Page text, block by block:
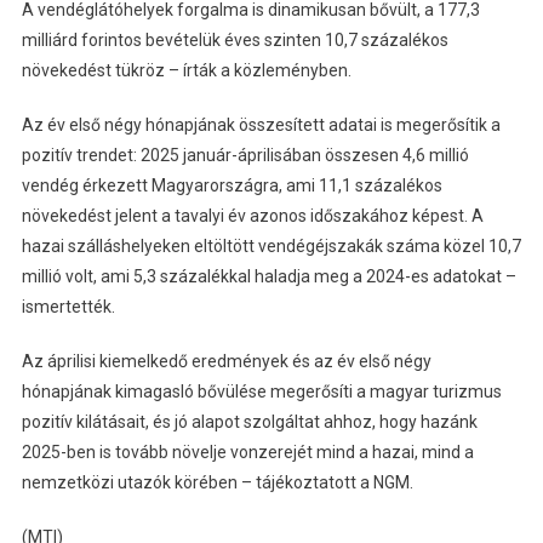
A vendéglátóhelyek forgalma is dinamikusan bővült, a 177,3
milliárd forintos bevételük éves szinten 10,7 százalékos
növekedést tükröz – írták a közleményben.
Az év első négy hónapjának összesített adatai is megerősítik a
pozitív trendet: 2025 január-áprilisában összesen 4,6 millió
vendég érkezett Magyarországra, ami 11,1 százalékos
növekedést jelent a tavalyi év azonos időszakához képest. A
hazai szálláshelyeken eltöltött vendégéjszakák száma közel 10,7
millió volt, ami 5,3 százalékkal haladja meg a 2024-es adatokat –
ismertették.
Az áprilisi kiemelkedő eredmények és az év első négy
hónapjának kimagasló bővülése megerősíti a magyar turizmus
pozitív kilátásait, és jó alapot szolgáltat ahhoz, hogy hazánk
2025-ben is tovább növelje vonzerejét mind a hazai, mind a
nemzetközi utazók körében – tájékoztatott a NGM.
(MTI)